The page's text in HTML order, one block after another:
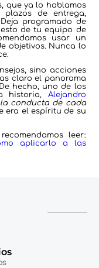
que ya lo hablamos
de entrega,
programado de
de tu equipo de
usar un
objetivos. Nunca lo
sino acciones
claro el panorama
hecho, uno de los
historia, Alejandro
la conducta de cada
era el espíritu de su
leer:
aplicarlo a las